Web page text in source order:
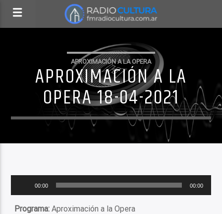
APROXIMACIÓN A LA OPERA
APROXIMACIÓN A LA
OPERA 18-04-2021
audio
00:00 00:00
Programa: Aproximación a la Opera